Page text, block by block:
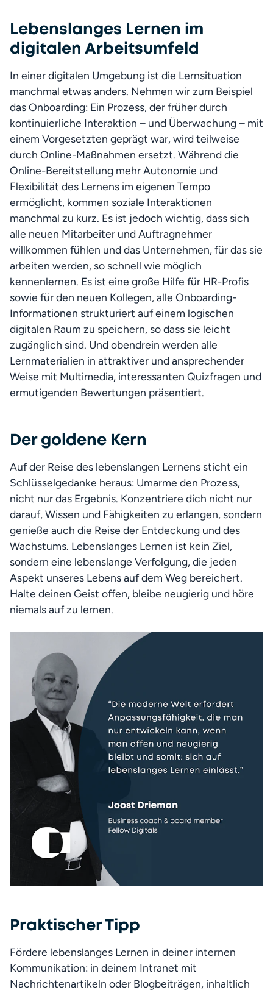
Lebenslanges Lernen im
digitalen Arbeitsumfeld
In einer digitalen Umgebung ist die Lernsituation
manchmal etwas anders. Nehmen wir zum Beispiel
das Onboarding: Ein Prozess, der früher durch
kontinuierliche Interaktion – und Überwachung – mit
einem Vorgesetzten geprägt war, wird teilweise
durch Online-Maßnahmen ersetzt. Während die
Online-Bereitstellung mehr Autonomie und
Flexibilität des Lernens im eigenen Tempo
ermöglicht, kommen soziale Interaktionen
manchmal zu kurz. Es ist jedoch wichtig, dass sich
alle neuen Mitarbeiter und Auftragnehmer
willkommen fühlen und das Unternehmen, für das sie
arbeiten werden, so schnell wie möglich
kennenlernen. Es ist eine große Hilfe für HR-Profis
sowie für den neuen Kollegen, alle Onboarding-
Informationen strukturiert auf einem logischen
digitalen Raum zu speichern, so dass sie leicht
zugänglich sind. Und obendrein werden alle
Lernmaterialien in attraktiver und ansprechender
Weise mit Multimedia, interessanten Quizfragen und
ermutigenden Bewertungen präsentiert.
Der goldene Kern
Auf der Reise des lebenslangen Lernens sticht ein
Schlüsselgedanke heraus: Umarme den Prozess,
nicht nur das Ergebnis. Konzentriere dich nicht nur
darauf, Wissen und Fähigkeiten zu erlangen, sondern
genieße auch die Reise der Entdeckung und des
Wachstums. Lebenslanges Lernen ist kein Ziel,
sondern eine lebenslange Verfolgung, die jeden
Aspekt unseres Lebens auf dem Weg bereichert.
Halte deinen Geist offen, bleibe neugierig und höre
niemals auf zu lernen.
Praktischer Tipp
Fördere lebenslanges Lernen in deiner internen
Kommunikation: in deinem Intranet mit
Nachrichtenartikeln oder Blogbeiträgen, inhaltlich